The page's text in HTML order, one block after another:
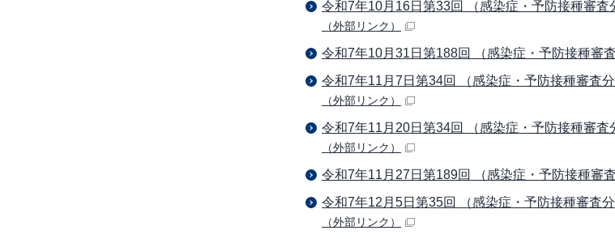
令和7年10月16日第33回 （感染症・予防接種審
（外部リンク）
令和7年10月31日第188回 （感染症・予防接種審査
令和7年11月7日第34回 （感染症・予防接種審査
（外部リンク）
令和7年11月20日第34回 （感染症・予防接種審
（外部リンク）
令和7年11月27日第189回 （感染症・予防接種審査
令和7年12月5日第35回 （感染症・予防接種審査
（外部リンク）